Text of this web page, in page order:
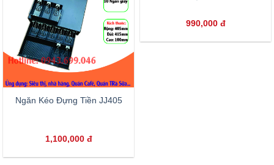
Ngăn Kéo Đựng Tiền JJ405
1,100,000 đ